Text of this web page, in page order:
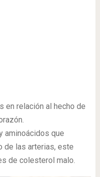
en relación al hecho de
aminoácidos que
de las arterias, este
de colesterol malo.